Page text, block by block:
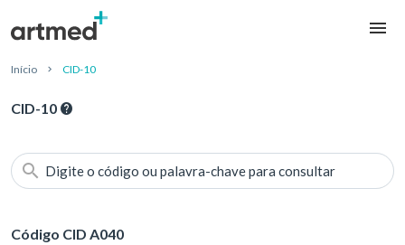
Início CID-10
CID-10
Digite o código ou palavra-chave para consultar
Código CID A040